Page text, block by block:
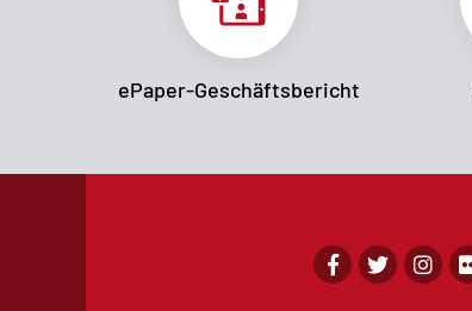
ePaper-Geschäftsbericht